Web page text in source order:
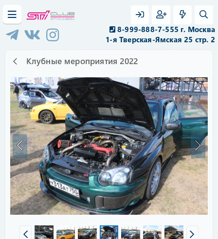
8-999-888-7-555 г. Москва
1-я Тверская-Ямская 25 стр. 2
Клубные мероприятия 2022